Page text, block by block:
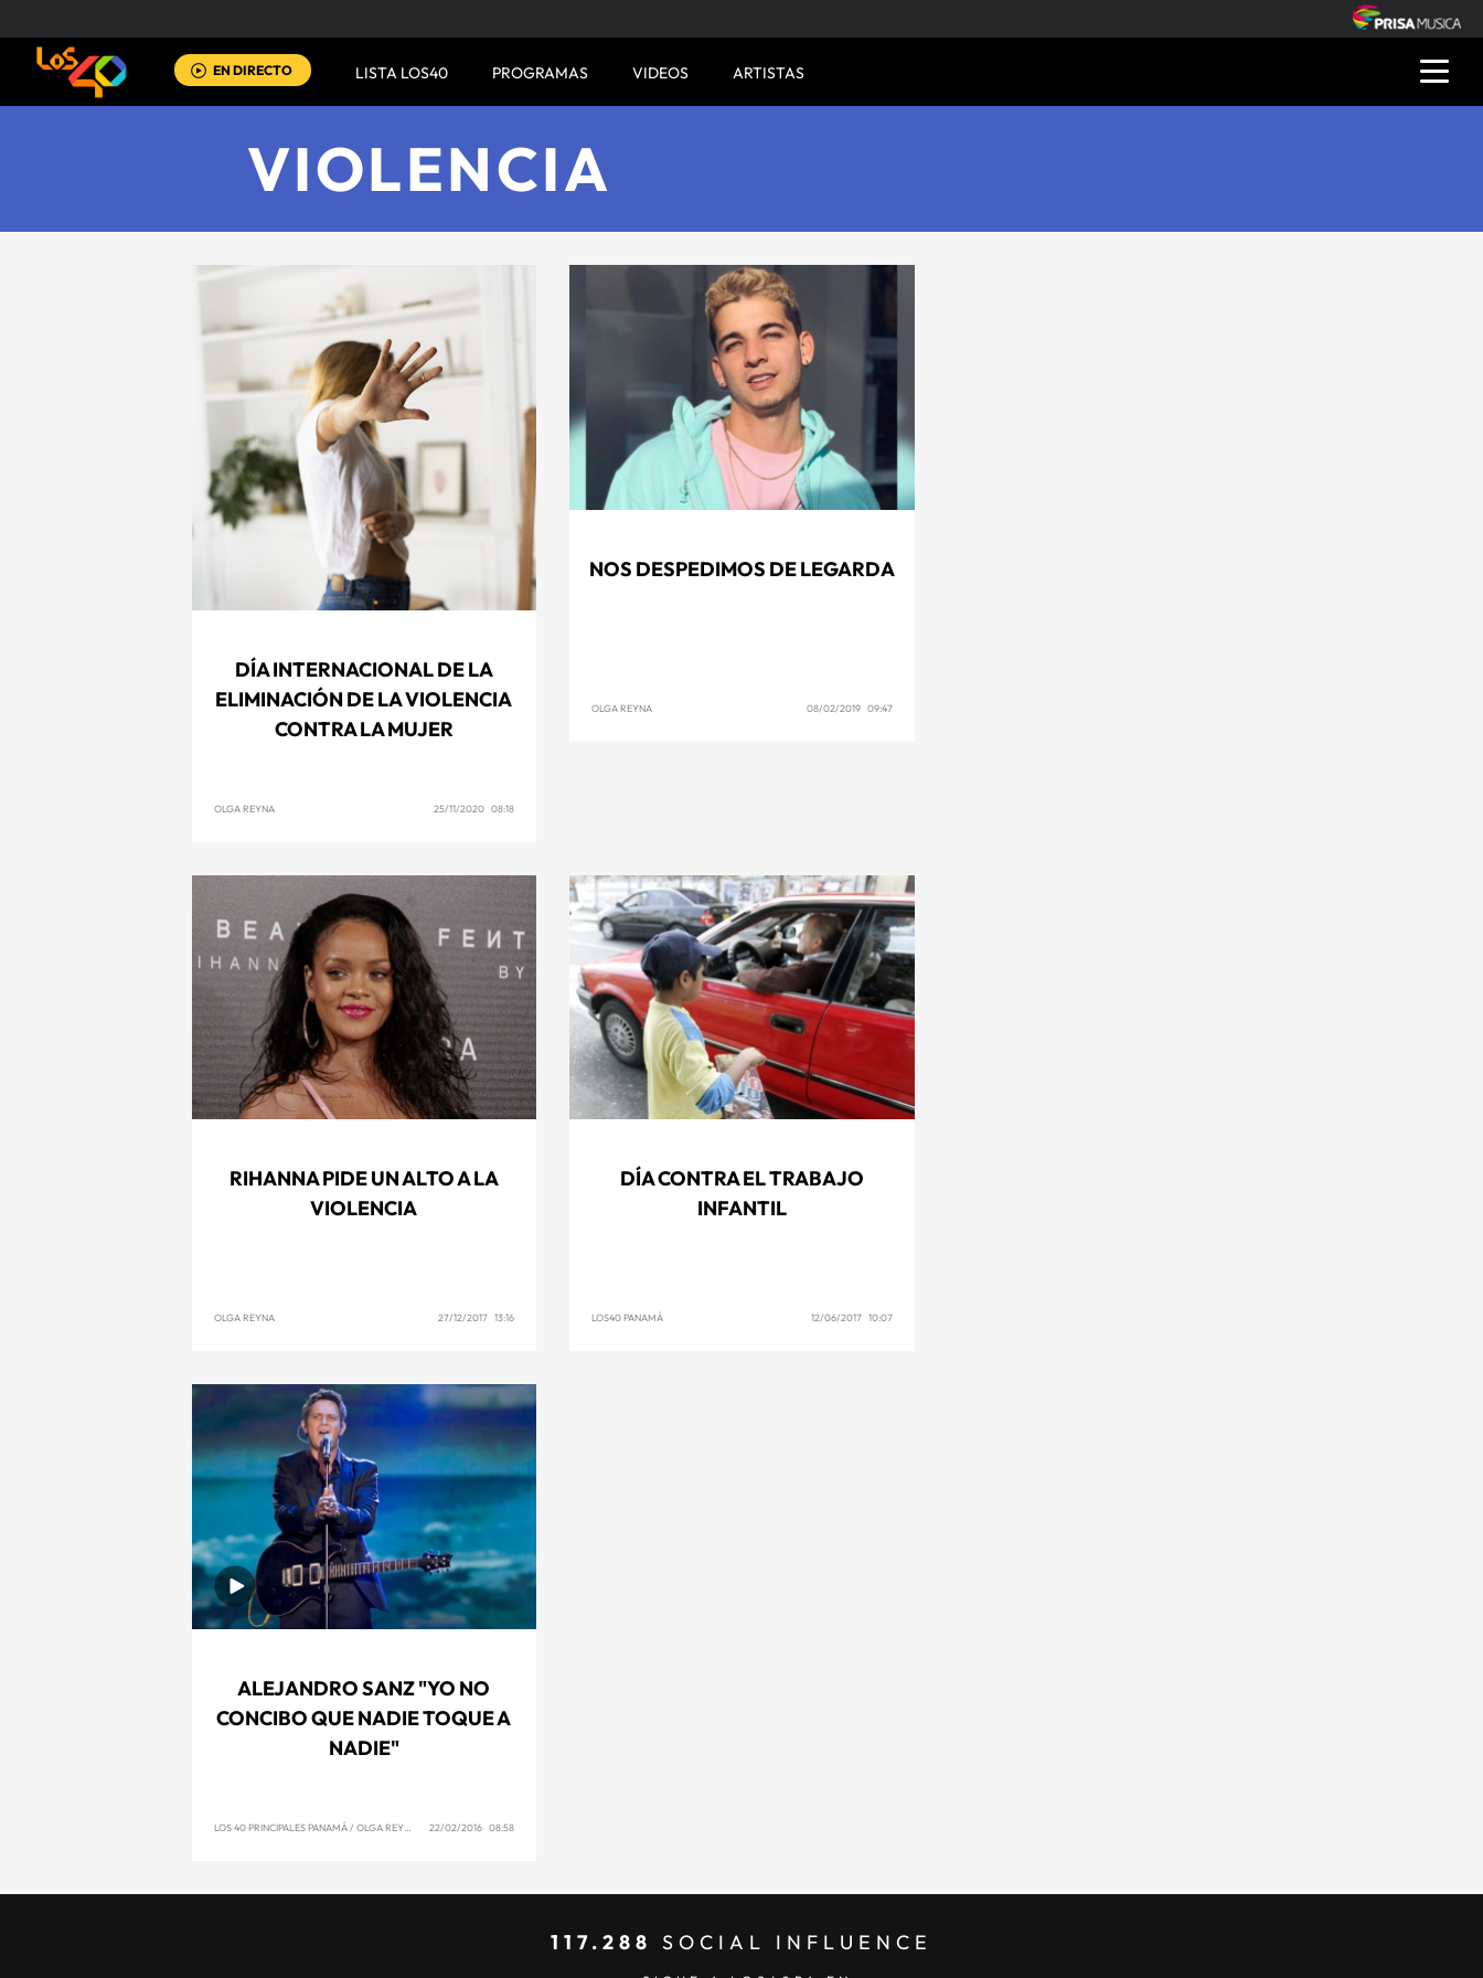
EN DIRECTO LISTA LOS40 PROGRAMAS VIDEOS ARTISTAS
VIOLENCIA
DÍA INTERNACIONAL DE LA
ELIMINACIÓN DE LA VIOLENCIA
CONTRA LA MUJER
OLGA REYNA 25/11/2020 08:18
NOS DESPEDIMOS DE LEGARDA
OLGA REYNA 08/02/2019 09:47
RIHANNA PIDE UN ALTO A LA
VIOLENCIA
OLGA REYNA 27/12/2017 13:16
DÍA CONTRA EL TRABAJO
INFANTIL
LOS40 PANAMÁ 12/06/2017 10:07
ALEJANDRO SANZ "YO NO
CONCIBO QUE NADIE TOQUE A
NADIE"
LOS 40 PRINCIPALES PANAMÁ/ OLGA REYNA 22/02/2016 08:58
117.288 SOCIAL INFLUENCE